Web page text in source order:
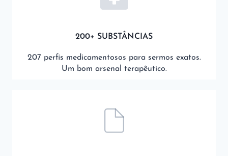
200+ SUBSTÂNCIAS
207 perfis medicamentosos para sermos exatos.
Um bom arsenal terapêutico.